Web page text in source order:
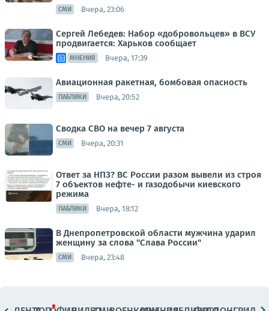
СМИ Вчера, 23:06
Сергей Лебедев: Набор «добровольцев» в ВСУ
продвигается: Харьков сообщает
МНЕНИЯ Вчера, 17:39
Авиационная ракетная, бомбовая опасность
ПАБЛИКИ Вчера, 20:52
Сводка СВО на вечер 7 августа
СМИ Вчера, 20:31
Ответ за НПЗ? ВС России разом вывели из строя
7 объектов нефте- и газодобычи киевского
режима
ПАБЛИКИ Вчера, 18:12
В Днепропетровской области мужчина ударил
женщину за слова "Слава России"
СМИ Вчера, 23:48